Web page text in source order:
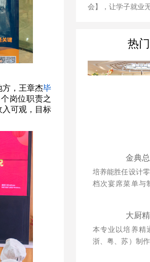
方，王章杰毕
岗位职责之
入可观，目标
会】，让学子就业
热
金典
培养能胜任设计
档次宴席菜单与
大厨
本专业以培养精
浙、粤、苏）制